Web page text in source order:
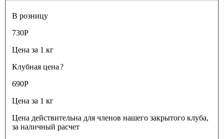
В розницу
730Р
Цена за 1 кг
Клубная цена?
690Р
Цена за 1 кг
Цена действительна для членов нашего закрытого клуба,
за наличный расчет